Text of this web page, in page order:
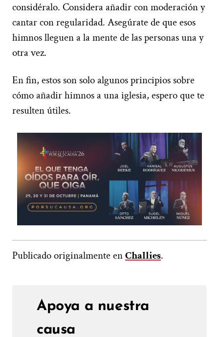
considéralo. Considera añadir con moderación y
cantar con regularidad. Asegúrate de que esos
himnos lleguen a la mente de las personas una y
otra vez.
En fin, estos son solo algunos principios sobre
cómo añadir himnos a una iglesia, espero que te
resulten útiles.
Publicado originalmente enChallies.
Apoya a nuestra
causa